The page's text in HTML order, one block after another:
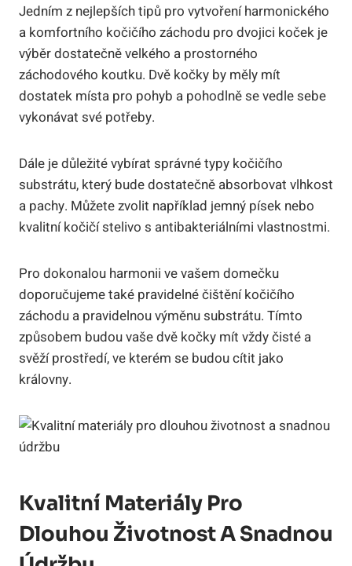
Jedním z nejlepších tipů pro vytvoření harmonického
a komfortního kočičího záchodu pro dvojici koček je
výběr dostatečně velkého a prostorného
záchodového koutku. Dvě kočky by měly mít
dostatek místa pro pohyb a pohodlně se vedle sebe
vykonávat své potřeby.
Dále je důležité vybírat správné typy kočičího
substrátu, který bude dostatečně absorbovat vlhkost
a pachy. Můžete zvolit například jemný písek nebo
kvalitní kočičí stelivo s antibakteriálními vlastnostmi.
Pro dokonalou harmonii ve vašem domečku
doporučujeme také pravidelné čištění kočičího
záchodu a pravidelnou výměnu substrátu. Tímto
způsobem budou vaše dvě kočky mít vždy čisté a
svěží prostředí, ve kterém se budou cítit jako
královny.
Kvalitní Materiály Pro
Dlouhou Životnost A Snadnou